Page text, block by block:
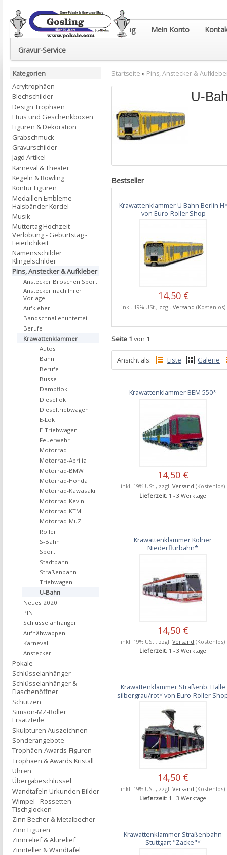
Euro-Pokale & Gravur-Shop Gosling Mein Konto
Gravur-Service
Startseite » Pins, Anstecker &
U-
Bestseller
Krawattenklammer U Bahn Berlin
von Euro-Roller Shop
14,50 €
inkl. 19% USt., zzgl.Versand (Kostenlos)
Seite 1 von 1
Ansicht als: Liste Galerie
Krawattenklammer BEM 550*
14,50 €
inkl. 19% USt., zzgl.Versand (Kostenlos)
Lieferzeit: 1 - 3 Werktage
Krawattenklammer Kölner
Niederflurbahn*
14,50 €
inkl. 19% USt., zzgl.Versand (Kostenlos)
Lieferzeit: 1 - 3 Werktage
Krawattenklammer Straßenb. Halle
silbergrau/rot* von Euro-Roller
14,50 €
inkl. 19% USt., zzgl.Versand (Kostenlos)
Lieferzeit: 1 - 3 Werktage
Krawattenklammer Straßenbahn
Stuttgart "Zacke"*
Kategorien
Acryltrophäen
Blechschilder
Design Trophäen
Etuis und Geschenkboxen
Figuren & Dekoration
Grabschmuck
Gravurschilder
Jagd Artikel
Karneval & Theater
Kegeln & Bowling
Kontur Figuren
Medaillen Embleme
Halsbänder Kordel
Musik
Muttertag Hochzeit -
Verlobung - Geburtstag -
Feierlichkeit
Namensschilder
Klingelschilder
Pins, Anstecker & Aufkleber
Anstecker Broschen Sport
Anstecker nach Ihrer
Vorlage
Aufkleber
Bandschnallenunterteil
Berufe
Krawattenklammer
Autos
Bahn
Berufe
Busse
Dampflok
Diesellok
Dieseltriebwagen
E-Lok
E-Triebwagen
Feuerwehr
Motorrad
Motorrad-Aprilia
Motorrad-BMW
Motorrad-Honda
Motorrad-Kawasaki
Motorrad-Kevin
Motorrad-KTM
Motorrad-MuZ
Roller
S-Bahn
Sport
Stadtbahn
Straßenbahn
Triebwagen
U-Bahn
Neues 2020
PIN
Schlüsselanhänger
Aufnähwappen
Karneval
Anstecker
Pokale
Schlüsselanhänger
Schlüsselanhänger &
Flaschenöffner
Schützen
Simson-MZ-Roller
Ersatzteile
Skulpturen Auszeichnen
Sonderangebote
Trophäen-Awards-Figuren
Trophäen & Awards Kristall
Uhren
Übergabeschlüssel
Wandtafeln Urkunden Bilder
Wimpel - Rossetten -
Tischglocken
Zinn Becher & Metalbecher
Zinn Figuren
Zinnrelief & Alurelief
Zinnteller & Wandtafel